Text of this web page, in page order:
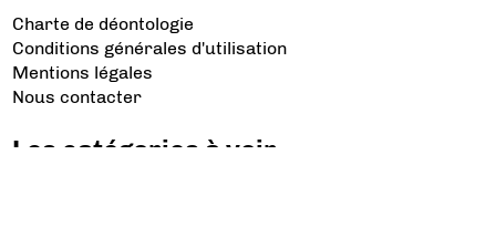
Charte de déontologie
Conditions générales d'utilisation
Mentions légales
Nous contacter
Les catégories à voir